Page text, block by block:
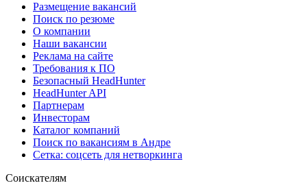
Размещение вакансий
Поиск по резюме
О компании
Наши вакансии
Реклама на сайте
Требования к ПО
Безопасный HeadHunter
HeadHunter API
Партнерам
Инвесторам
Каталог компаний
Поиск по вакансиям в Андре
Сетка: соцсеть для нетворкинга
Соискателям